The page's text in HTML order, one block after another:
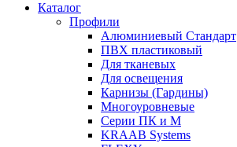
Каталог
Профили
Алюминиевый Стандарт
ПВХ пластиковый
Для тканевых
Для освещения
Карнизы (Гардины)
Многоуровневые
Серии ПК и М
KRAAB Systems